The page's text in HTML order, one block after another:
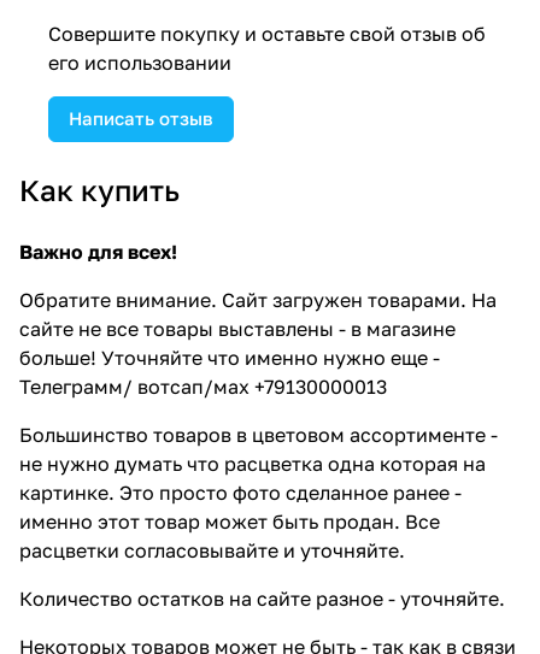
Совершите покупку и оставьте свой отзыв об
его использовании
Написать отзыв
Как купить
Важно для всех!
Обратите внимание. Сайт загружен товарами. На
сайте не все товары выставлены - в магазине
больше! Уточняйте что именно нужно еще -
Телеграмм/ вотсап/мах +79130000013
Большинство товаров в цветовом ассортименте -
не нужно думать что расцветка одна которая на
картинке. Это просто фото сделанное ранее -
именно этот товар может быть продан. Все
расцветки согласовывайте и уточняйте.
Количество остатков на сайте разное - уточняйте.
Некоторых товаров может не быть - так как в связи